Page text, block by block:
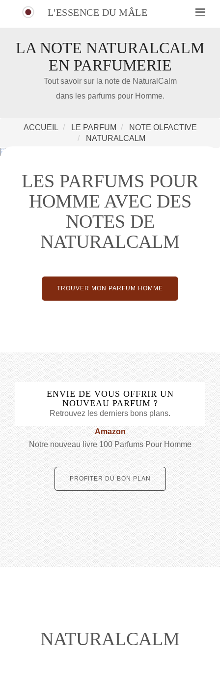
L'ESSENCE DU MÂLE
LA NOTE NATURALCALM
EN PARFUMERIE
Tout savoir sur la note de NaturalCalm
dans les parfums pour Homme.
ACCUEIL LE PARFUM
NOTE OLFACTIVE
NATURALCALM
LES PARFUMS POUR
HOMME AVEC DES
NOTES DE
NATURALCALM
TROUVER MON PARFUM HOMME
ENVIE DE VOUS OFFRIR UN
NOUVEAU PARFUM ?
Retrouvez les derniers bons plans.
Amazon
Notre nouveau livre 100 Parfums Pour Homme
PROFITER DU BON PLAN
NATURALCALM
IDÉE CADEAU DE NOËL